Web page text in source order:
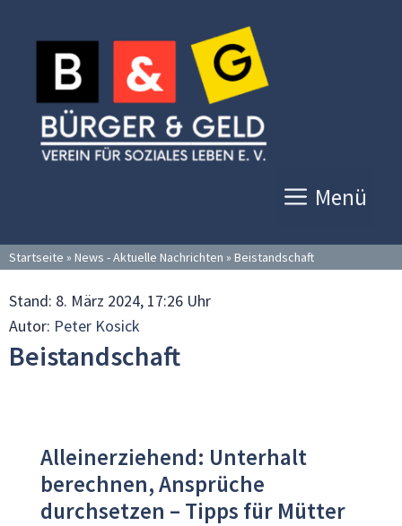
Inhalt
springen
Menü
Startseite » News - Aktuelle Nachrichten » Beistandschaft
Stand: 8. März 2024, 17:26 Uhr
Autor: Peter Kosick
Beistandschaft
Alleinerziehend: Unterhalt
berechnen, Ansprüche
durchsetzen – Tipps für Mütter